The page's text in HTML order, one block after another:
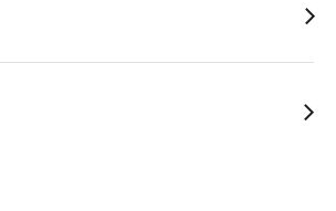
サス エ